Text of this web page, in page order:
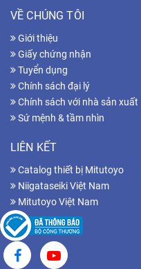
VỀ CHÚNG TÔI
Giới thiệu
Giấy chứng nhận
Tuyển dụng
Chính sách đại lý
Chính sách với nhà sản xuất
Sứ mệnh & tầm nhìn
LIÊN KẾT
Catalog thiết bị Mitutoyo
Niigataseiki Việt Nam
Mitutoyo Việt Nam